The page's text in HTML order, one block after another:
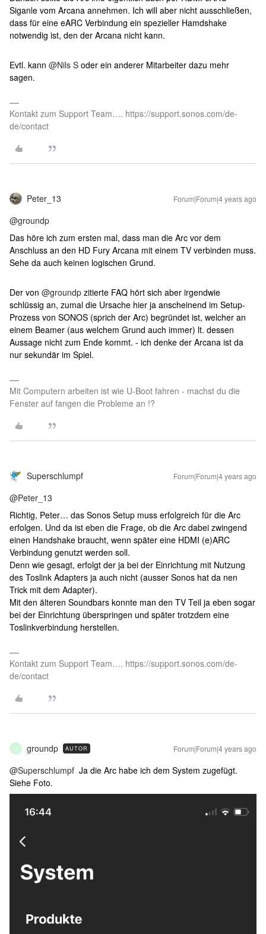
Siganle vom Arcana annehmen. Ich will aber nicht ausschließen,
dass für eine eARC Verbindung ein spezieller Hamdshake
notwendig ist, den der Arcana nicht kann.
Evtl. kann @Nils S oder ein anderer Mitarbeiter dazu mehr
sagen.
Kontakt zum Support Team…. https://support.sonos.com/de-
de/contact
Peter_13 Forum|Forum|4 years ago
@groundp
Das höre ich zum ersten mal, dass man die Arc vor dem
Anschluss an den HD Fury Arcana mit einem TV verbinden muss.
Sehe da auch keinen logischen Grund.
Der von @groundp zitierte FAQ hört sich aber irgendwie
schlüssig an, zumal die Ursache hier ja anscheinend im Setup-
Prozess von SONOS (sprich der Arc) begründet ist, welcher an
einem Beamer (aus welchem Grund auch immer) lt. dessen
Aussage nicht zum Ende kommt. - ich denke der Arcana ist da
nur sekundär im Spiel.
Mit Computern arbeiten ist wie U-Boot fahren - machst du die
Fenster auf fangen die Probleme an !?
Superschlumpf Forum|Forum|4 years ago
@Peter_13
Richtig, Peter… das Sonos Setup muss erfolgreich für die Arc
erfolgen. Und da ist eben die Frage, ob die Arc dabei zwingend
einen Handshake braucht, wenn später eine HDMI (e)ARC
Verbindung genutzt werden soll.
Denn wie gesagt, erfolgt der ja bei der Einrichtung mit Nutzung
des Toslink Adapters ja auch nicht (ausser Sonos hat da nen
Trick mit dem Adapter).
Mit den älteren Soundbars konnte man den TV Teil ja eben sogar
bei der Einrichtung überspringen und später trotzdem eine
Toslinkverbindung herstellen.
Kontakt zum Support Team…. https://support.sonos.com/de-
de/contact
G groundp AUTOR Forum|Forum|4 years ago
@Superschlumpf Ja die Arc habe ich dem System zugefügt.
Siehe Foto.